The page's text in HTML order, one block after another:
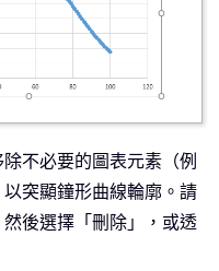
不必要的圖表元素（例
突顯鐘形曲線輪廓。請
後選擇「刪除」，或透